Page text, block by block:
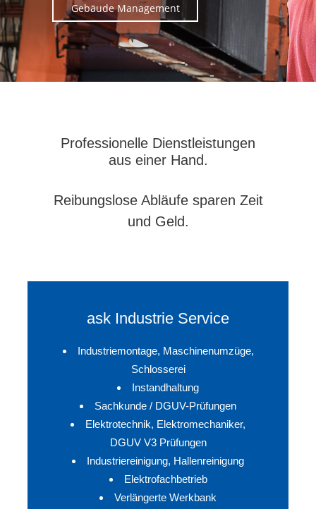
Gebäude Management
Professionelle Dienstleistungen
aus einer Hand.
Reibungslose Abläufe sparen Zeit
und Geld.
ask Industrie Service
Industriemontage, Maschinenumzüge,
Schlosserei
Instandhaltung
Sachkunde / DGUV-Prüfungen
Elektrotechnik, Elektromechaniker,
DGUV V3 Prüfungen
Industriereinigung, Hallenreinigung
Elektrofachbetrieb
Verlängerte Werkbank